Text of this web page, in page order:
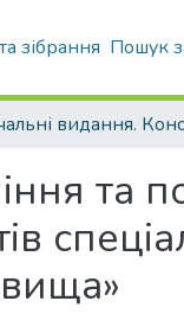
зібрання Пошук
та